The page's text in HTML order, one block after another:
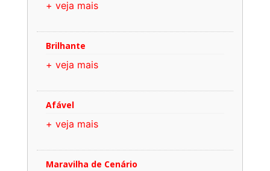
+ veja mais
Brilhante
+ veja mais
Afável
+ veja mais
Maravilha de Cenário